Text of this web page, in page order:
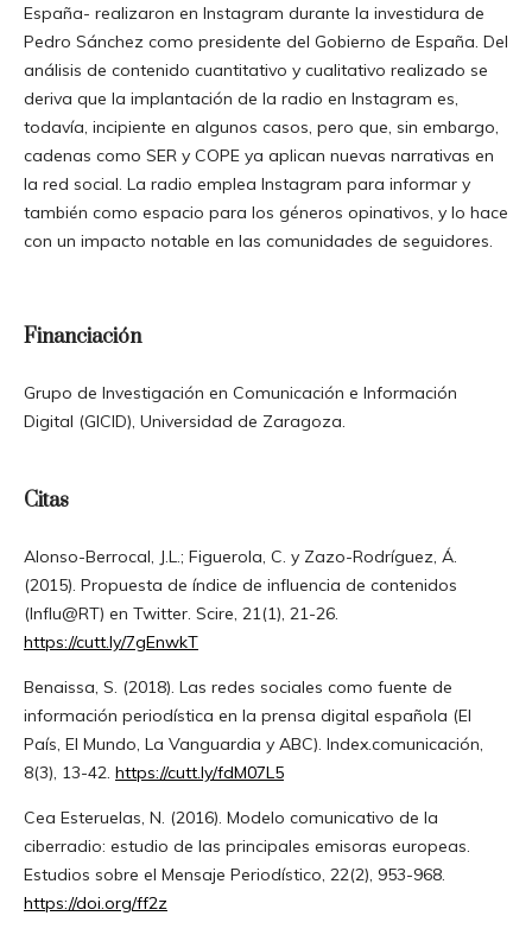
España- realizaron en Instagram durante la investidura de
Pedro Sánchez como presidente del Gobierno de España. Del
análisis de contenido cuantitativo y cualitativo realizado se
deriva que la implantación de la radio en Instagram es,
todavía, incipiente en algunos casos, pero que, sin embargo,
cadenas como SER y COPE ya aplican nuevas narrativas en
la red social. La radio emplea Instagram para informar y
también como espacio para los géneros opinativos, y lo hace
con un impacto notable en las comunidades de seguidores.
Financiación
Grupo de Investigación en Comunicación e Información
Digital (GICID), Universidad de Zaragoza.
Citas
Alonso-Berrocal, J.L.; Figuerola, C. y Zazo-Rodríguez, Á.
(2015). Propuesta de índice de influencia de contenidos
(Influ@RT) en Twitter. Scire, 21(1), 21-26.
https://cutt.ly/7gEnwkT
Benaissa, S. (2018). Las redes sociales como fuente de
información periodística en la prensa digital española (El
País, El Mundo, La Vanguardia y ABC). Index.comunicación,
8(3), 13-42. https://cutt.ly/fdM07L5
Cea Esteruelas, N. (2016). Modelo comunicativo de la
ciberradio: estudio de las principales emisoras europeas.
Estudios sobre el Mensaje Periodístico, 22(2), 953-968.
https://doi.org/ff2z